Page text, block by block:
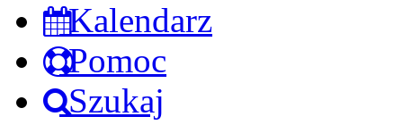
Kalendarz
Pomoc
Szukaj